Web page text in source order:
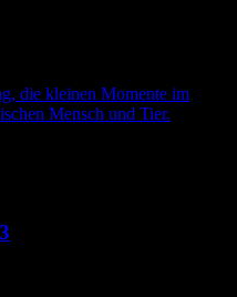
die kleinen Momente im
Mensch und Tier.